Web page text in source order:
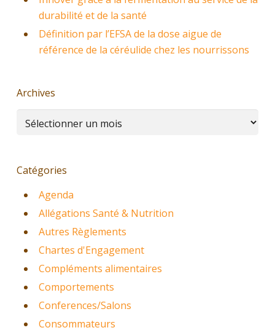
durabilité et de la santé
Définition par l’EFSA de la dose aigue de
référence de la céréulide chez les nourrissons
Archives
Archives
Catégories
Agenda
Allégations Santé & Nutrition
Autres Règlements
Chartes d'Engagement
Compléments alimentaires
Comportements
Conferences/Salons
Consommateurs